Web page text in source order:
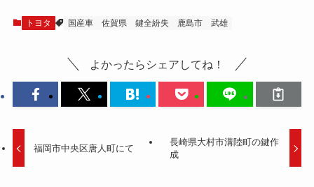
トヨタ 国産車 佐賀県 鍵全紛失 鹿島市 武雄
よかったらシェアしてね！
福岡市中央区唐人町にて
長崎県大村市溝陸町の鍵作
成